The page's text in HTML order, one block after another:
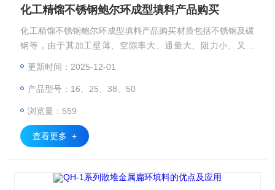
化工精馏不锈钢鲍尔环成型填料产品购买
化工精馏不锈钢鲍尔环成型填料产品购买材质包括不锈钢及碳
钢等，由于其加工壁薄、空隙率大、通量大、阻力小、又耐
更新时间：2025-12-01
产品型号：16、25、38、50
浏览量：559
查看更多 +